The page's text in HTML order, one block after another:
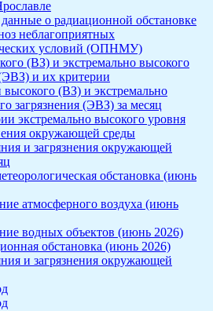
о радиационной обстановке
неблагоприятных
условий (ОПНМУ)
(ВЗ) и экстремально высокого
и их критерии
высокого (ВЗ) и экстремально
загрязнения (ЭВЗ) за месяц
экстремально высокого уровня
окружающей среды
и загрязнения окружающей
обстановка (июнь
атмосферного воздуха (июнь
водных объектов (июнь 2026)
обстановка (июнь 2026)
и загрязнения окружающей